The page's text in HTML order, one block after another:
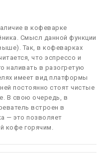
в кофеварке
Смысл данной функции
Так, в кофеварках
что эспрессо и
наливать в разогретую
имеет вид платформы
постоянно стоят чистые
В свою очередь, в
встроен в
— это позволяет
кофе горячим.